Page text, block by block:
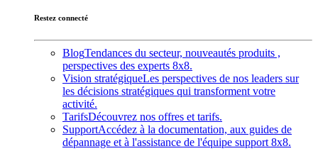
Restez connecté
BlogTendances du secteur, nouveautés produits ,
perspectives des experts 8x8.
Vision stratégiqueLes perspectives de nos leaders sur
les décisions stratégiques qui transforment votre
activité.
TarifsDécouvrez nos offres et tarifs.
SupportAccédez à la documentation, aux guides de
dépannage et à l'assistance de l'équipe support 8x8.